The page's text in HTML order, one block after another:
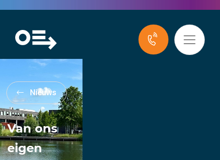
Nieuws
Van ons
eigen